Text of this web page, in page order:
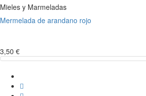
Mieles y Marmeladas
Mermelada de arandano rojo
3,50 €